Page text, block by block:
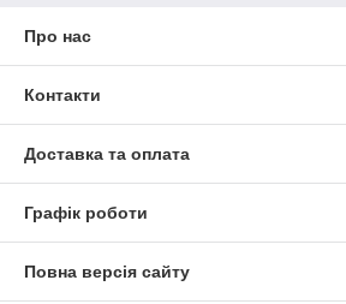
Про нас
Контакти
Доставка та оплата
Графік роботи
Повна версія сайту